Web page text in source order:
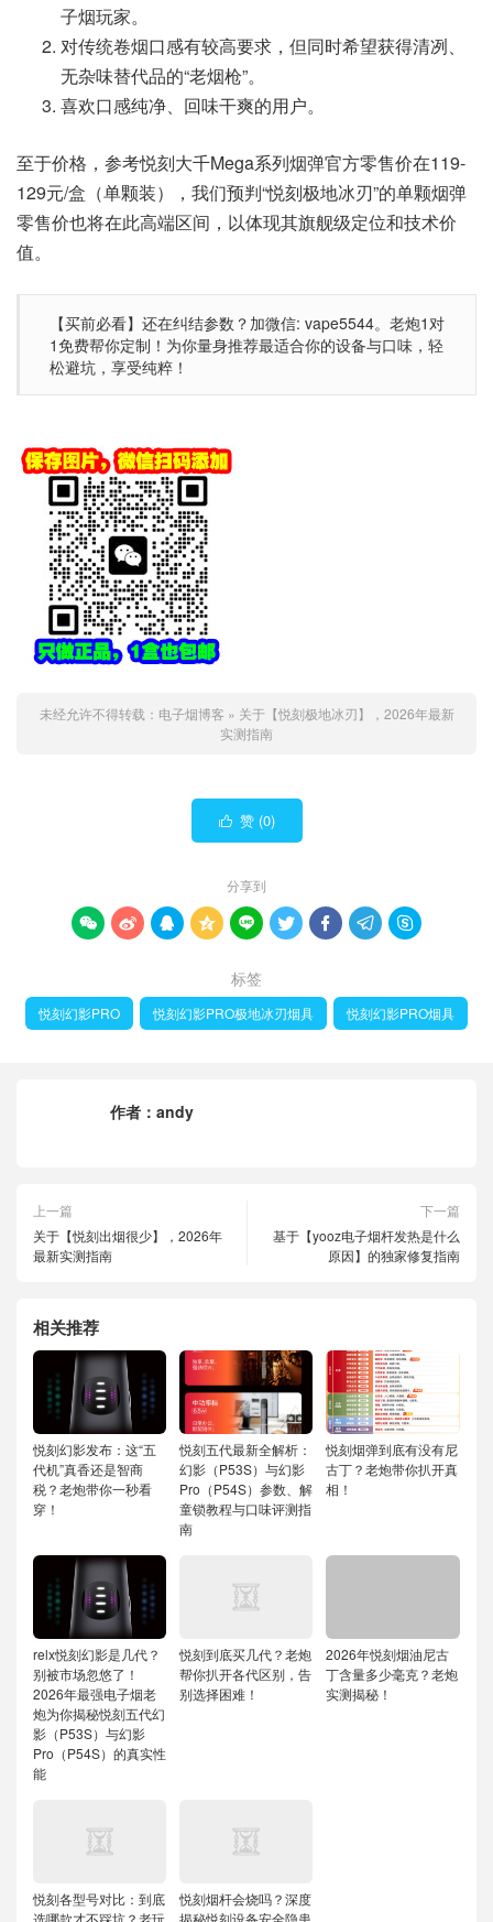
子烟玩家。
对传统卷烟口感有较高要求，但同时希望获得清冽、
无杂味替代品的“老烟枪”。
喜欢口感纯净、回味干爽的用户。
至于价格，参考悦刻大千Mega系列烟弹官方零售价在119-
129元/盒（单颗装），我们预判“悦刻极地冰刃”的单颗烟弹
零售价也将在此高端区间，以体现其旗舰级定位和技术价
值。
【买前必看】还在纠结参数？加微信: vape5544。老炮1对
1免费帮你定制！为你量身推荐最适合你的设备与口味，轻
松避坑，享受纯粹！
未经允许不得转载： 电子烟博客 » 关于【悦刻极地冰刃】，2026年最新
实测指南
 赞 (0)
分享到
        
标签
悦刻幻影PRO 悦刻幻影PRO极地冰刃烟具 悦刻幻影PRO烟具
作者： andy
上一篇
关于【悦刻出烟很少】，2026年
最新实测指南
下一篇
基于【yooz电子烟杆发热是什么
原因】的独家修复指南
相关推荐
悦刻幻影发布：这“五
代机”真香还是智商
税？老炮带你一秒看
穿！
悦刻五代最新全解析：
幻影（P53S）与幻影
Pro（P54S）参数、解
童锁教程与口味评测指
南
悦刻烟弹到底有没有尼
古丁？老炮带你扒开真
相！
relx悦刻幻影是几代？
别被市场忽悠了！
2026年最强电子烟老
炮为你揭秘悦刻五代幻
影（P53S）与幻影
Pro（P54S）的真实性
能
悦刻到底买几代？老炮
帮你扒开各代区别，告
别选择困难！
2026年悦刻烟油尼古
丁含量多少毫克？老炮
实测揭秘！
悦刻各型号对比：到底
选哪款才不踩坑？老玩
悦刻烟杆会烧吗？深度
揭秘悦刻设备安全隐患